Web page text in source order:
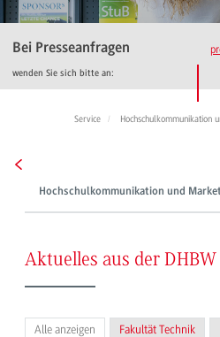
Bei Presseanfragen
wenden Sie sich bitte an:
Service Hochschulkommunikation
Hochschulkommunikation und
Aktuelles aus der
Alle anzeigen Fakultät Technik